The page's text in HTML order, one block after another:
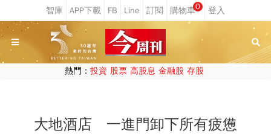
0
熱門： 投資 股票 高股息 金融股 存股
大地酒店 一進門卸下所有疲憊